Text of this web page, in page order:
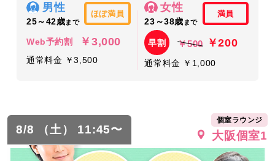
男性
25～42歳まで
ほぼ満員
Web予約割 ￥3,000
通常料金 ￥3,500
女性
23～38歳 まで
満員
早割 ￥500 ￥200
通常料金 ￥1,000
8/8 （土） 11:45〜
個室ラウンジ
大阪個室1